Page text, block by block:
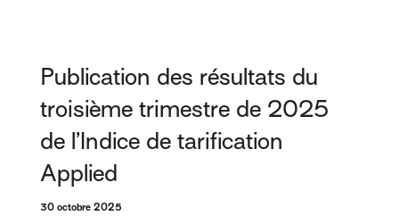
Publication des résultats du
troisième trimestre de 2025
de l’Indice de tarification
Applied
30 octobre 2025